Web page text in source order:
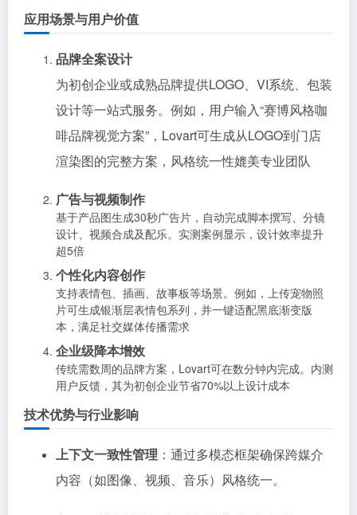
应用场景与用户价值
品牌全案设计
为初创企业或成熟品牌提供LOGO、VI系统、包装
设计等一站式服务。例如，用户输入“赛博风格咖
啡品牌视觉方案”，Lovart可生成从LOGO到门店
渲染图的完整方案，风格统一性媲美专业团队
广告与视频制作
基于产品图生成30秒广告片，自动完成脚本撰写、分镜
设计、视频合成及配乐。实测案例显示，设计效率提升
超5倍
个性化内容创作
支持表情包、插画、故事板等场景。例如，上传宠物照
片可生成银渐层表情包系列，并一键适配黑底渐变版
本，满足社交媒体传播需求
企业级降本增效
传统需数周的品牌方案，Lovart可在数分钟内完成。内测
用户反馈，其为初创企业节省70%以上设计成本
技术优势与行业影响
上下文一致性管理 ：通过多模态框架确保跨媒介
内容（如图像、视频、音乐）风格统一。